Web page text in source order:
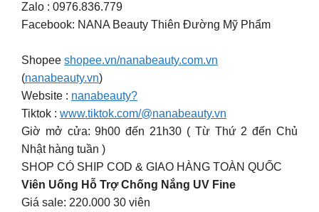
Zalo : 0976.836.779
Facebook: NANA Beauty Thiên Đường Mỹ Phẩm
Shopee shopee.vn/nanabeauty.com.vn
(nanabeauty.vn)
Website : nanabeauty?
Tiktok : www.tiktok.com/@nanabeauty.vn
Giờ mở cửa: 9h00 đến 21h30 ( Từ Thứ 2 đến Chủ
Nhật hàng tuần )
SHOP CÓ SHIP COD & GIAO HÀNG TOÀN QUỐC
Viên Uống Hỗ Trợ Chống Nắng UV Fine
Giá sale: 220.000 30 viên